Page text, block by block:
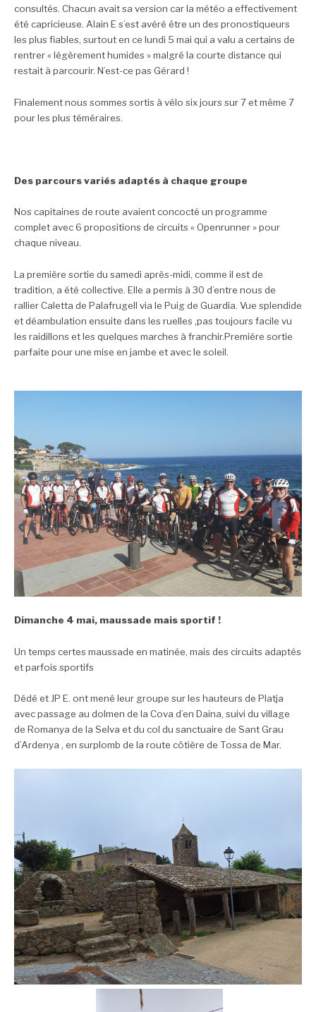
consultés. Chacun avait sa version car la météo a effectivement
été capricieuse. Alain E s’est avéré être un des pronostiqueurs
les plus fiables, surtout en ce lundi 5 mai qui a valu a certains de
rentrer « légèrement humides » malgré la courte distance qui
restait à parcourir. N’est-ce pas Gérard !
Finalement nous sommes sortis à vélo six jours sur 7 et même 7
pour les plus téméraires.
Des parcours variés adaptés à chaque groupe
Nos capitaines de route avaient concocté un programme
complet avec 6 propositions de circuits « Openrunner » pour
chaque niveau.
La première sortie du samedi après-midi, comme il est de
tradition, a été collective. Elle a permis à 30 d’entre nous de
rallier Caletta de Palafrugell via le Puig de Guardia. Vue splendide
et déambulation ensuite dans les ruelles ,pas toujours facile vu
les raidillons et les quelques marches à franchir.Première sortie
parfaite pour une mise en jambe et avec le soleil.
Dimanche 4 mai, maussade mais sportif !
Un temps certes maussade en matinée, mais des circuits adaptés
et parfois sportifs
Dédé et JP E. ont mené leur groupe sur les hauteurs de Platja
avec passage au dolmen de la Cova d’en Daina, suivi du village
de Romanya de la Selva et du col du sanctuaire de Sant Grau
d’Ardenya , en surplomb de la route côtière de Tossa de Mar.